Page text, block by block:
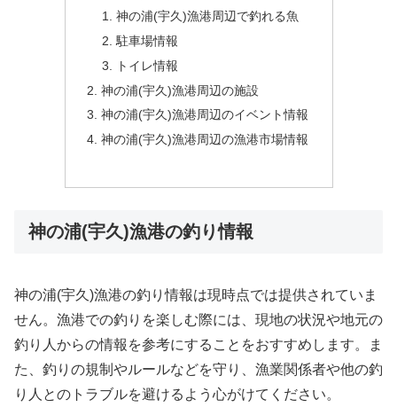
神の浦(宇久)漁港周辺で釣れる魚
駐車場情報
トイレ情報
神の浦(宇久)漁港周辺の施設
神の浦(宇久)漁港周辺のイベント情報
神の浦(宇久)漁港周辺の漁港市場情報
神の浦(宇久)漁港の釣り情報
神の浦(宇久)漁港の釣り情報は現時点では提供されていま
せん。漁港での釣りを楽しむ際には、現地の状況や地元の
釣り人からの情報を参考にすることをおすすめします。ま
た、釣りの規制やルールなどを守り、漁業関係者や他の釣
り人とのトラブルを避けるよう心がけてください。